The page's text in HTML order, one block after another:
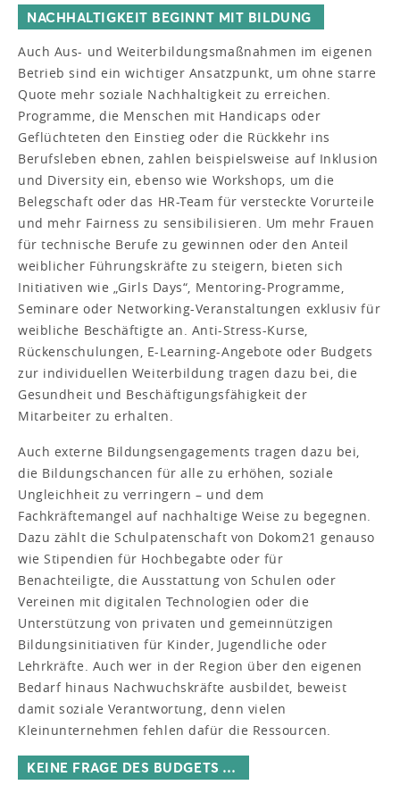
NACHHALTIGKEIT BEGINNT MIT BILDUNG
Auch Aus- und Weiterbildungsmaßnahmen im eigenen
Betrieb sind ein wichtiger Ansatzpunkt, um ohne starre
Quote mehr soziale Nachhaltigkeit zu erreichen.
Programme, die Menschen mit Handicaps oder
Geflüchteten den Einstieg oder die Rückkehr ins
Berufsleben ebnen, zahlen beispielsweise auf Inklusion
und Diversity ein, ebenso wie Workshops, um die
Belegschaft oder das HR-Team für versteckte Vorurteile
und mehr Fairness zu sensibilisieren. Um mehr Frauen
für technische Berufe zu gewinnen oder den Anteil
weiblicher Führungskräfte zu steigern, bieten sich
Initiativen wie „Girls Days“, Mentoring-Programme,
Seminare oder Networking-Veranstaltungen exklusiv für
weibliche Beschäftigte an. Anti-Stress-Kurse,
Rückenschulungen, E-Learning-Angebote oder Budgets
zur individuellen Weiterbildung tragen dazu bei, die
Gesundheit und Beschäftigungsfähigkeit der
Mitarbeiter zu erhalten.
Auch externe Bildungsengagements tragen dazu bei,
die Bildungschancen für alle zu erhöhen, soziale
Ungleichheit zu verringern – und dem
Fachkräftemangel auf nachhaltige Weise zu begegnen.
Dazu zählt die Schulpatenschaft von Dokom21 genauso
wie Stipendien für Hochbegabte oder für
Benachteiligte, die Ausstattung von Schulen oder
Vereinen mit digitalen Technologien oder die
Unterstützung von privaten und gemeinnützigen
Bildungsinitiativen für Kinder, Jugendliche oder
Lehrkräfte. Auch wer in der Region über den eigenen
Bedarf hinaus Nachwuchskräfte ausbildet, beweist
damit soziale Verantwortung, denn vielen
Kleinunternehmen fehlen dafür die Ressourcen.
KEINE FRAGE DES BUDGETS …